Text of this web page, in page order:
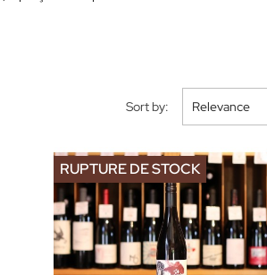
Sort by: Relevance
RUPTURE DE STOCK